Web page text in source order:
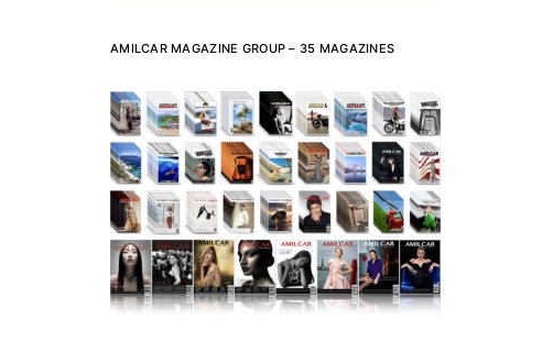
AMILCAR MAGAZINE GROUP – 35 MAGAZINES